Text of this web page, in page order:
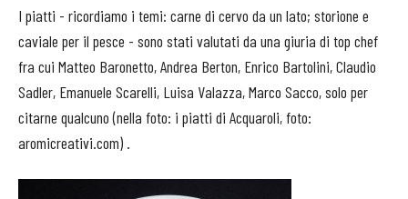
I piatti - ricordiamo i temi: carne di cervo da un lato; storione e
caviale per il pesce - sono stati valutati da una giuria di top chef
fra cui Matteo Baronetto, Andrea Berton, Enrico Bartolini, Claudio
Sadler, Emanuele Scarelli, Luisa Valazza, Marco Sacco, solo per
citarne qualcuno (nella foto: i piatti di Acquaroli, foto:
aromicreativi.com) .